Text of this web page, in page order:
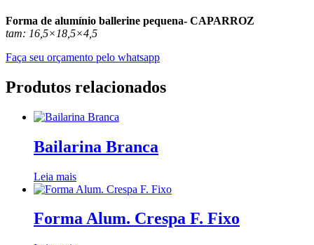
Forma de alumínio ballerine pequena- CAPARROZ
tam: 16,5×18,5×4,5
Faça seu orçamento pelo whatsapp
Produtos relacionados
Bailarina Branca
Leia mais
Forma Alum. Crespa F. Fixo